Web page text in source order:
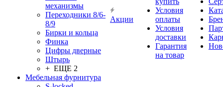
механизмы
Переходники 8/6-
8/9
Бирки и кольца
Финка
Цифры дверные
Штырь
+ ЕЩЕ 2
Мебельная фурнитура
Акции
Условия
оплаты
Условия
доставки
Гарантия
на товар